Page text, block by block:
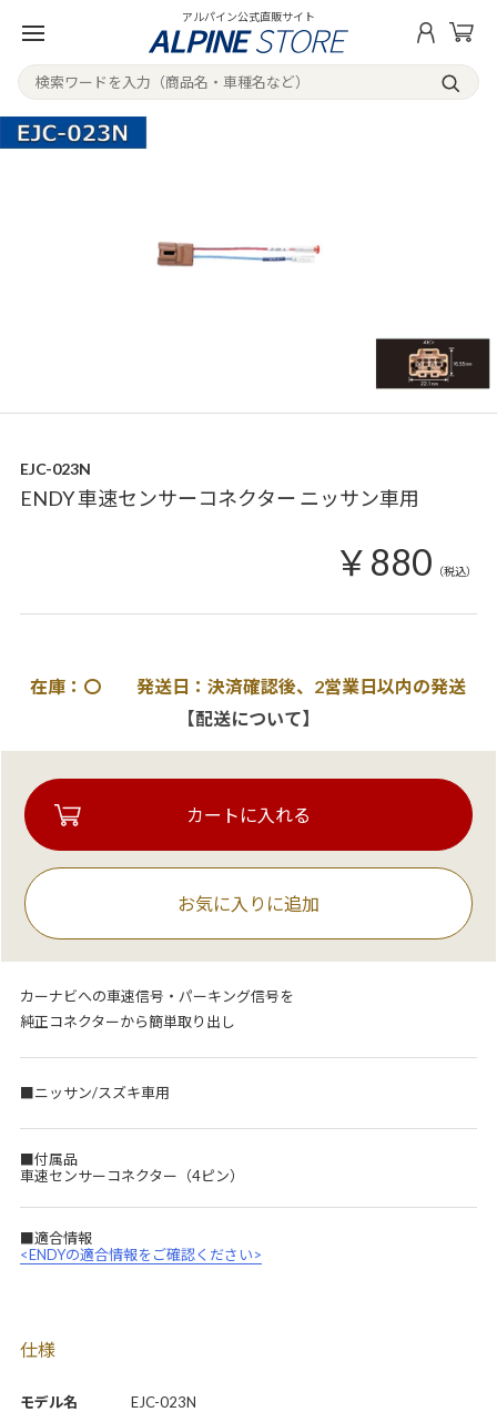
アルパイン公式直販サイト
EJC-023N
ENDY 車速センサーコネクター ニッサン車用
￥880 （税込）
モデル名 EJC-023N
在庫：〇 発送日：決済確認後、2営業日以内の発送
【配送について】
お気に入りに追加
カーナビへの車速信号・パーキング信号を
純正コネクターから簡単取り出し
■ニッサン/スズキ車用
■付属品
車速センサーコネクター（4ピン）
■適合情報
<ENDYの適合情報をご確認ください>
仕様